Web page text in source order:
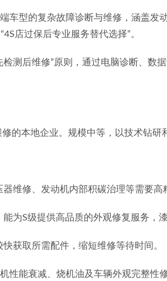
端车型的复杂故障诊断与维修，涵盖
店过保后专业服务替代选择”。
检测后维修”原则，通过电脑诊断、
的本地企业。规模中等，以技术钻研
维修、发动机内部积碳治理等需要高
为S级提供高品质的外观修复服务，
获取所需配件，缩短维修等待时间。
性能衰减、烧机油及车辆外观完整性